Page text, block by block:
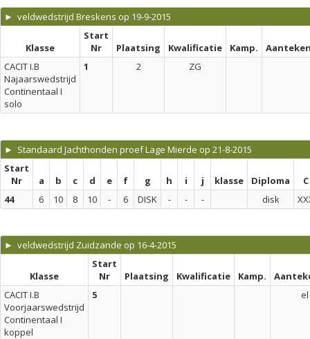
► veldwedstrijd Breskens op 19-9-2015
Klasse
Start
Nr
Plaatsing Kwalificatie Kamp.
CACIT I.B
Najaarswedstrijd
Continentaal I
solo
1 2 ZG
► Standaard Jachthonden proef Lage Mierde op 21-8-2015
Start
Nr
a b c d e f g h i j klasse Diploma
C
44
6 10 8 10 - 6 DISK - - - disk
► veldwedstrijd Zuidzande op 16-4-2015
Klasse
Start
Nr
Plaatsing Kwalificatie Kamp.
CACIT I.B
Voorjaarswedstrijd
Continentaal I
koppel
5 el